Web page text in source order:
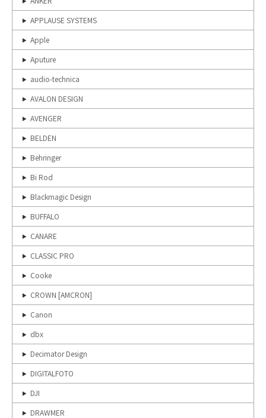
APPLAUSE SYSTEMS
Apple
Aputure
audio-technica
AVALON DESIGN
AVENGER
BELDEN
Behringer
Bi Rod
Blackmagic Design
BUFFALO
CANARE
CLASSIC PRO
Cooke
CROWN [AMCRON]
Canon
dbx
Decimator Design
DIGITALFOTO
DJI
DRAWMER